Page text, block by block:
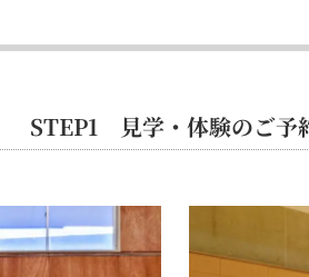
STEP1 見学・体験のご予